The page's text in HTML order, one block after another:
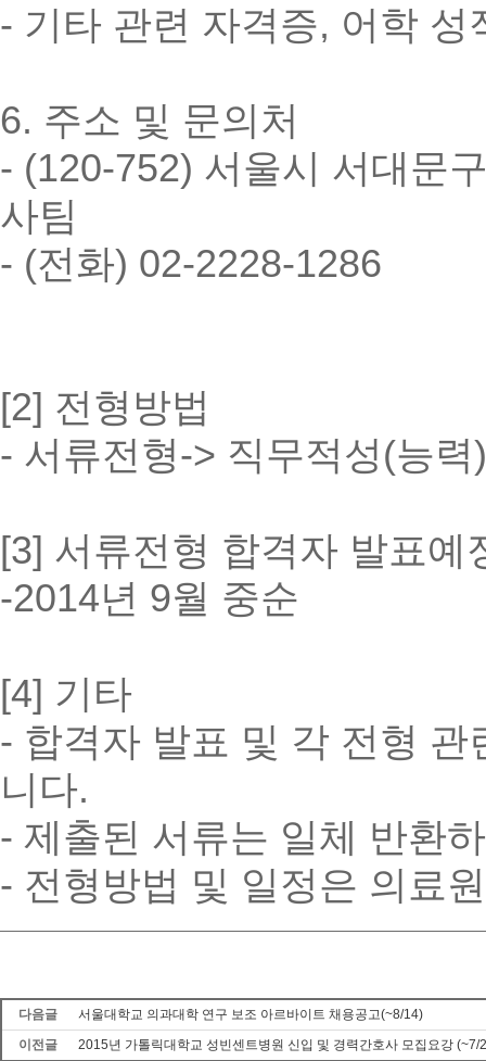
- 기타 관련 자격증, 어학 성
6. 주소 및 문의처
- (120-752) 서울시 서대문
사팀
- (전화) 02-2228-1286
[2] 전형방법
- 서류전형-> 직무적성(능
[3] 서류전형 합격자 발표예
-2014년 9월 중순
[4] 기타
- 합격자 발표 및 각 전형
니다.
- 제출된 서류는 일체 반환
- 전형방법 및 일정은 의료
다음글
서울대학교 의과대학 연구 보조 아르바이트 채용공고(~8/14)
이전글
2015년 가톨릭대학교 성빈센트병원 신입 및 경력간호사 모집요강 (~7/